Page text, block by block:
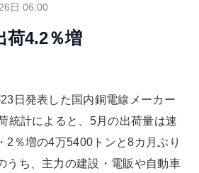
日 06:00
4.2％増
日発表した国内銅電線メーカー
統計によると、5月の出荷量は速
2％増の4万5400トンと8カ月ぶり
うち、主力の建設・電販や自動車